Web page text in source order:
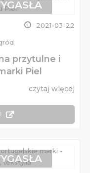
2021-03-22
przytulne i
Piel
czytaj więcej